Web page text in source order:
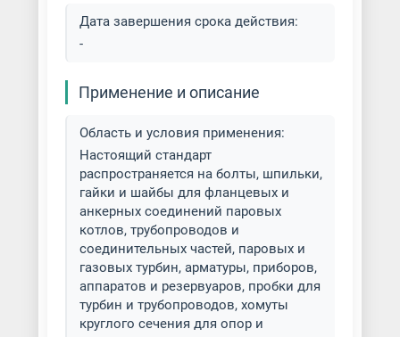
Дата завершения срока действия:
-
Применение и описание
Область и условия применения:
Настоящий стандарт
распространяется на болты, шпильки,
гайки и шайбы для фланцевых и
анкерных соединений паровых
котлов, трубопроводов и
соединительных частей, паровых и
газовых турбин, арматуры, приборов,
аппаратов и резервуаров, пробки для
турбин и трубопроводов, хомуты
круглого сечения для опор и